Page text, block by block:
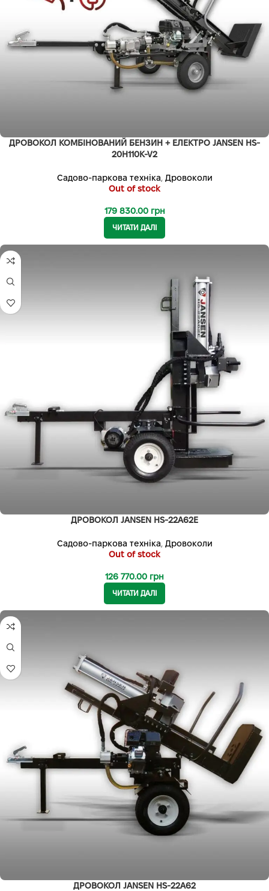
ДРОВОКОЛ КОМБІНОВАНИЙ БЕНЗИН + ЕЛЕКТРО JANSEN HS-
20H110K-V2
Садово-паркова техніка, Дровоколи
Out of stock
179 830.00 грн
ЧИТАТИ ДАЛІ
ДРОВОКОЛ JANSEN HS-22A62E
Садово-паркова техніка, Дровоколи
Out of stock
126 770.00 грн
ЧИТАТИ ДАЛІ
ДРОВОКОЛ JANSEN HS-22A62